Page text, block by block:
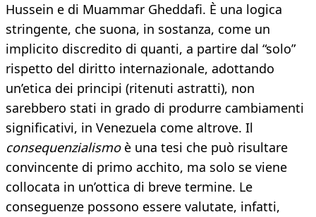
Hussein e di Muammar Gheddafi. È una logica
stringente, che suona, in sostanza, come un
implicito discredito di quanti, a partire dal “solo”
rispetto del diritto internazionale, adottando
un’etica dei principi (ritenuti astratti), non
sarebbero stati in grado di produrre cambiamenti
significativi, in Venezuela come altrove. Il
consequenzialismo è una tesi che può risultare
convincente di primo acchito, ma solo se viene
collocata in un’ottica di breve termine. Le
conseguenze possono essere valutate, infatti,